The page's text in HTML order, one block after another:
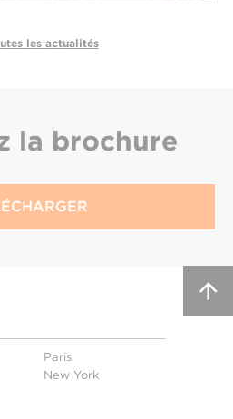
les actualités
la brochure
Paris
New York